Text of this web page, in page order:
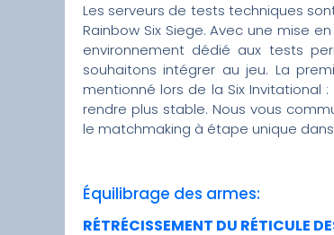
Les serveurs de tests techniques
Rainbow Six Siege. Avec une mise
environnement dédié aux tests
souhaitons intégrer au jeu. La
mentionné lors de la Six Invitational
rendre plus stable. Nous vous
le matchmaking à étape unique
Équilibrage des armes:
RÉTRÉCISSEMENT DU RÉTICULE